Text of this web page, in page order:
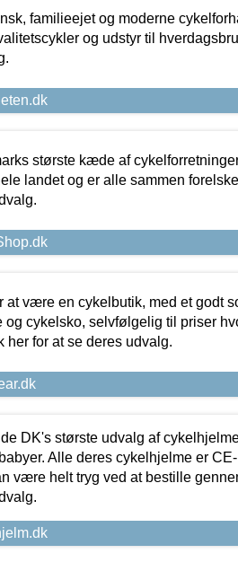
familieejet og moderne
og udstyr til
største kæde af
landet og er alle sammen
at være en cykelbutik, med et godt
og cykelsko, selvfølgelig til priser
for at se deres udvalg.
DK's største udvalg af cykelhjelme
Alle deres cykelhjelme er CE-
være helt tryg ved at bestille